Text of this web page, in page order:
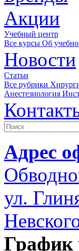
Акции
Учебный центр
Все курсы Об
Новости
Статьи
Все рубрики
Анестезиология
Адрес
ул.
График